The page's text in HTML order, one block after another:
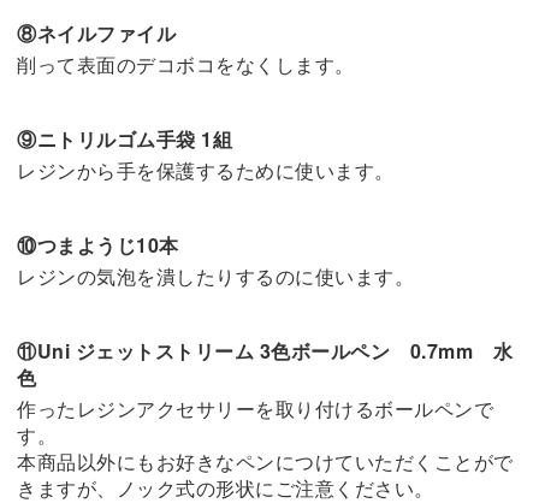
⑧ネイルファイル
削って表面のデコボコをなくします。
⑨ニトリルゴム手袋 1組
レジンから手を保護するために使います。
⑩つまようじ10本
レジンの気泡を潰したりするのに使います。
⑪Uni ジェットストリーム 3色ボールペン 0.7mm 水
色
作ったレジンアクセサリーを取り付けるボールペンで
す。
本商品以外にもお好きなペンにつけていただくことがで
きますが、ノック式の形状にご注意ください。